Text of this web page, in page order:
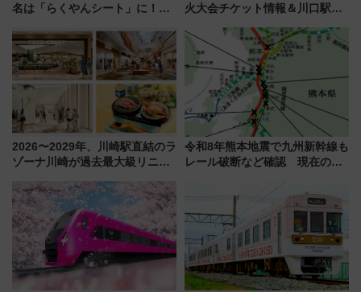
名は「らくやんシート」に！新
を快適移動
火大会チケット情報＆川口駅か
2026〜2029年、川崎駅直結のラ
ゾーナ川崎が過去最大級リニュ
「いつから何が変わるか」徹底
解説！
令和8年熊本地震で九州新幹線も
レール破断など確認 現在の運